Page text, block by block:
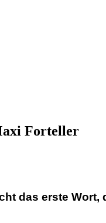
Forteller
das erste Wort,